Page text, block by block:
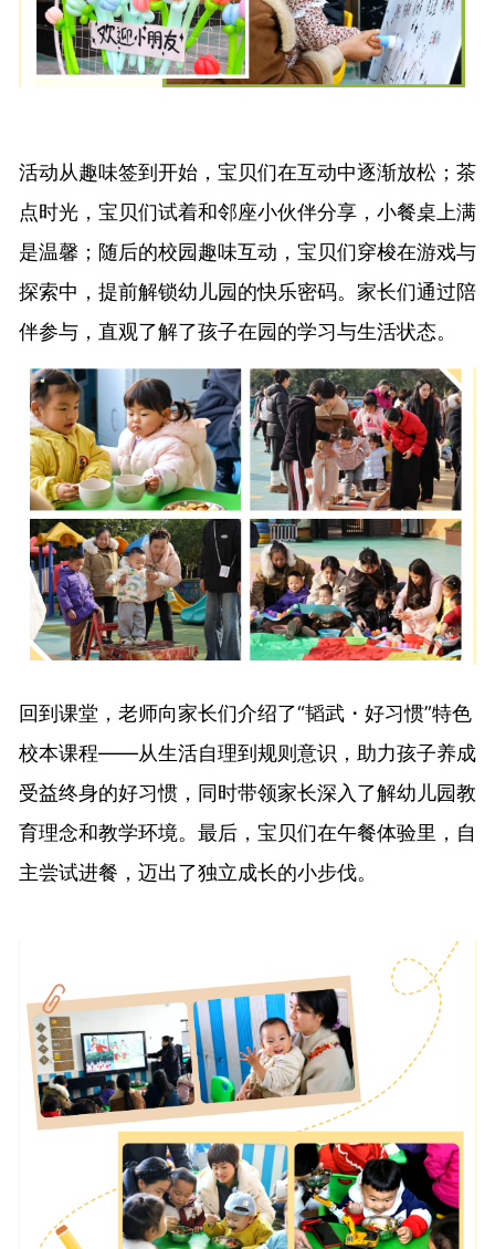
活动从趣味签到开始，宝贝们在互动中逐渐放松；茶
点时光，宝贝们试着和邻座小伙伴分享，小餐桌上满
是温馨；随后的校园趣味互动，宝贝们穿梭在游戏与
探索中，提前解锁幼儿园的快乐密码。家长们通过陪
伴参与，直观了解了孩子在园的学习与生活状态。
回到课堂，老师向家长们介绍了“韬武・好习惯”特色
校本课程——从生活自理到规则意识，助力孩子养成
受益终身的好习惯，同时带领家长深入了解幼儿园教
育理念和教学环境。最后，宝贝们在午餐体验里，自
主尝试进餐，迈出了独立成长的小步伐。